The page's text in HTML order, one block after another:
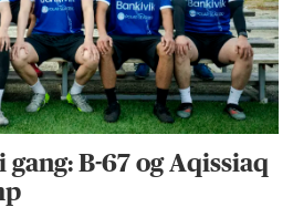
B-67 og Aqissiaq